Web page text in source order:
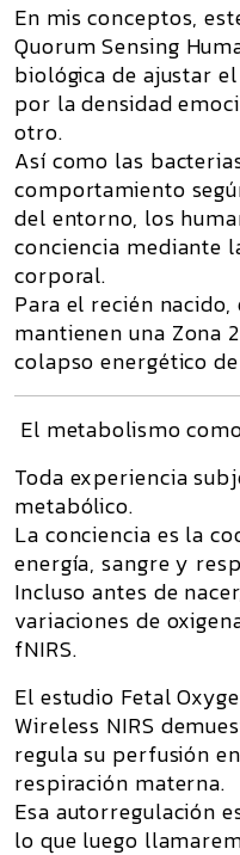
En mis conceptos,
Quorum Sensing
biológica de ajustar
por la densidad
otro.
Así como las
comportamiento
del entorno, los
conciencia mediante
corporal.
Para el recién
mantienen una Zona
colapso energético
El metabolismo
Toda experiencia
metabólico.
La conciencia es la
energía, sangre y
Incluso antes de
variaciones de
fNIRS.
El estudio Fetal
Wireless NIRS
regula su perfusión
respiración materna.
Esa autorregulación
lo que luego